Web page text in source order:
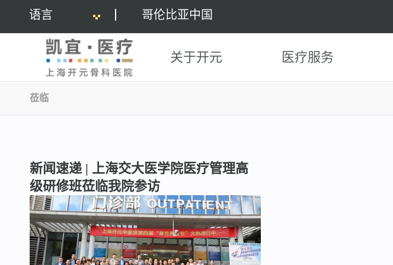
语言 哥伦比亚中国
关于开元 医疗服务
莅临
新闻速递 | 上海交大医学院医疗管理高
级研修班莅临我院参访